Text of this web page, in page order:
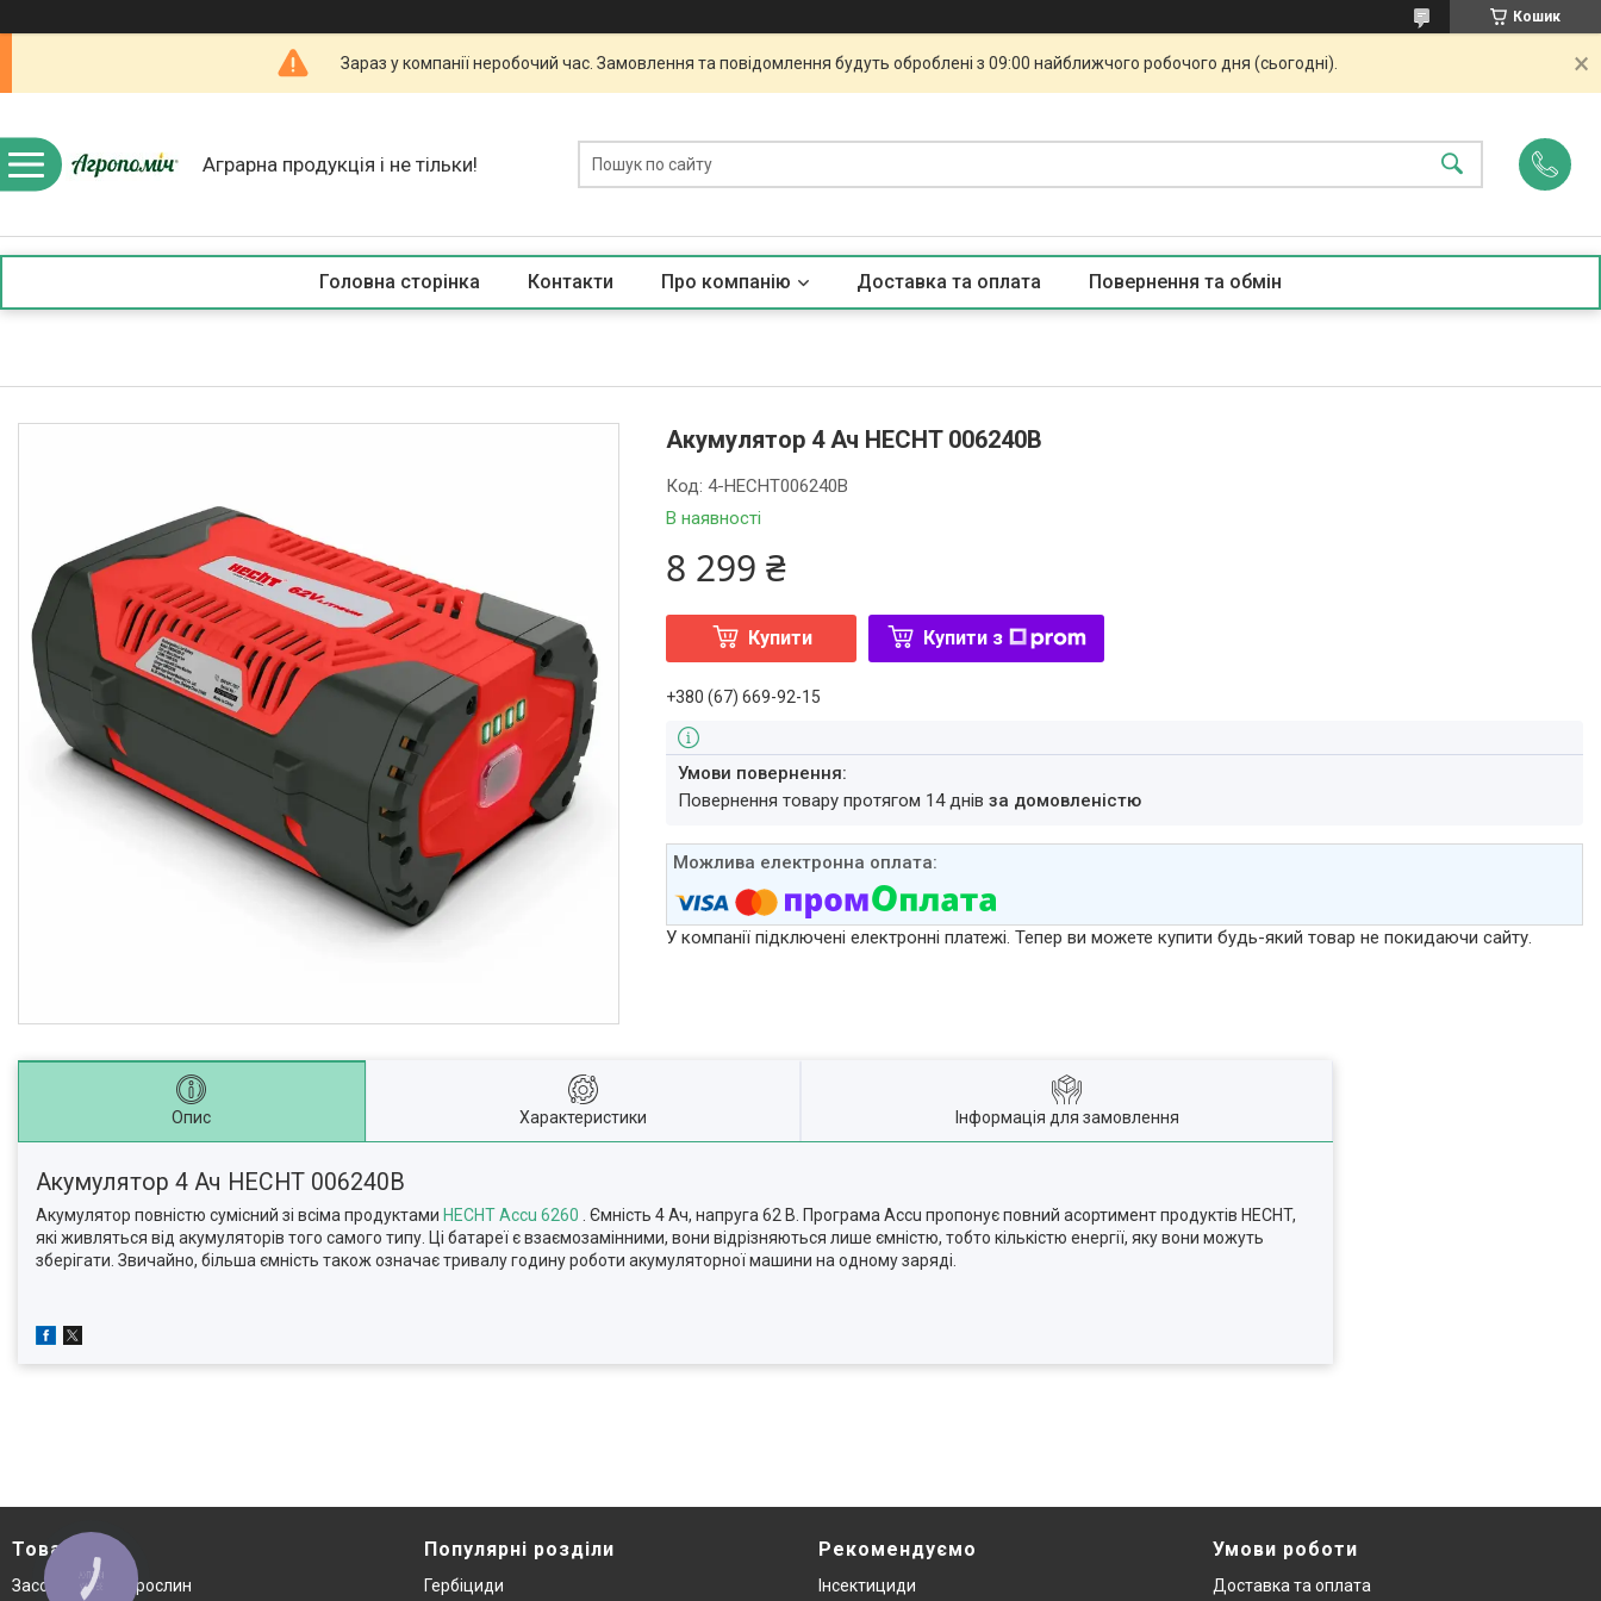
Кошик
Зараз у компанії неробочий час. Замовлення та повідомлення будуть оброблені з 09:00 найближчого робочого дня (сьогодні).
Аграрна продукція і не тільки!
Головна сторінка Контакти Про компанію Доставка та оплата Повернення та обмін
Акумулятор 4 Ач HECHT 006240B
В наявності
Код:4-HECHT006240B
8 299 ₴
Купити Купити з
+380 (67) 669-92-15
повернення товару протягом 14 днівза домовленістю
У компанії підключені електронні платежі. Тепер ви можете купити будь-який товар не покидаючи сайту.
Опис Характеристики Інформація для замовлення
Акумулятор 4 Ач HECHT 006240B
Акумулятор повністю сумісний зі всіма продуктами HECHT Accu 6260 . Ємність 4 Ач, напруга 62 В. Програма Accu пропонує повний асортимент продуктів HECHT,
які живляться від акумуляторів того самого типу. Ці батареї є взаємозамінними, вони відрізняються лише ємністю, тобто кількістю енергії, яку вони можуть
зберігати. Звичайно, більша ємність також означає тривалу годину роботи акумуляторної машини на одному заряді.
Товари
Засоби захисту рослин
Популярні розділи
Гербіциди
Рекомендуємо
Інсектициди
Умови роботи
Доставка та оплата
КНОПКА
ЗВ'ЯЗКУ